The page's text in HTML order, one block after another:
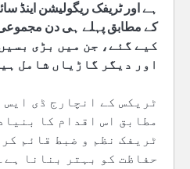
ہے اور ٹریفک ریگولیشن
کیے گئے، جن میں بڑی
اور دیگر گاڑیاں شامل
ٹریکس کے انچارج ڈی
مطابق اس اقدام کا
ٹریفک نظم و ضبط قائم
حفاظت کو بہتر بنانا ہے۔